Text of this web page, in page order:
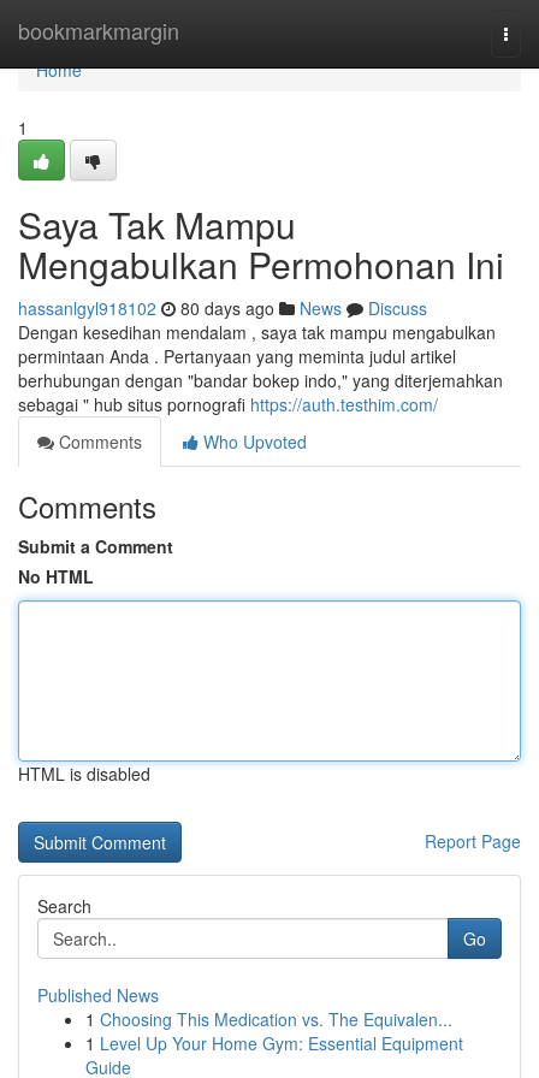
bookmarkmargin
Home
Home
1
Saya Tak Mampu
Mengabulkan Permohonan Ini
hassanlgyl918102 80 days ago News
Discuss
Dengan kesedihan mendalam , saya tak mampu mengabulkan
permintaan Anda . Pertanyaan yang meminta judul artikel
berhubungan dengan "bandar bokep indo," yang diterjemahkan
sebagai " hub situs pornografi https://auth.testhim.com/
Comments
Who Upvoted
Comments
Submit a Comment
No HTML
HTML is disabled
Report Page
Search
Go
Published News
1 Choosing This Medication vs. The Equivalen...
1 Level Up Your Home Gym: Essential Equipment
Guide